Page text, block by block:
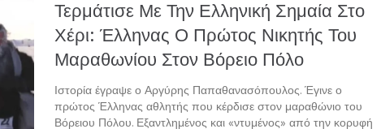
Τερμάτισε Με Την Ελληνική Σημαία Στο
Χέρι: Έλληνας Ο Πρώτος Νικητής Του
Μαραθωνίου Στον Βόρειο Πόλο
Ιστορία έγραψε ο Αργύρης Παπαθανασόπουλος. Έγινε ο
πρώτος Έλληνας αθλητής που κέρδισε στον μαραθώνιο του
Βόρειου Πόλου. Εξαντλημένος και «ντυμένος» από την κορυφή